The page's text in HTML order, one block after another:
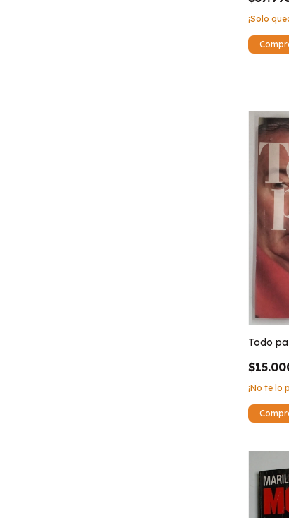
¡Solo
Todo
¡No te lo